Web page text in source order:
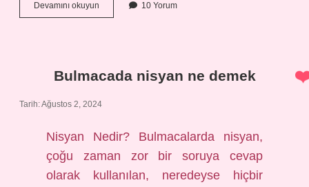
Devamını okuyun
ne
10 Yorum
Bulmacada nisyan ne demek
Tarih: Ağustos 2, 2024
Nisyan Nedir? Bulmacalarda nisyan,
çoğu zaman zor bir soruya cevap
olarak kullanılan, neredeyse hiçbir